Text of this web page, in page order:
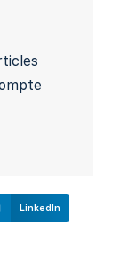
LinkedIn